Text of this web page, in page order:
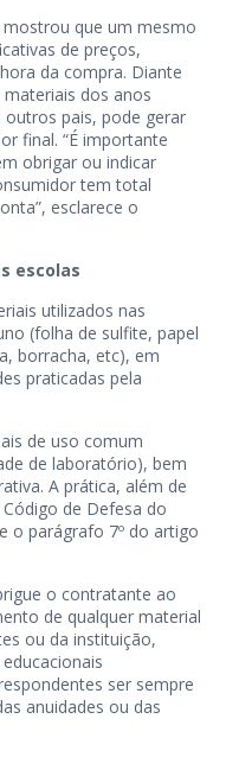
mostrou que um mesmo
de preços,
da compra. Diante
dos anos
pais, pode gerar
final. “É importante
obrigar ou indicar
tem total
esclarece o
escolas
utilizados nas
(folha de sulfite, papel
borracha, etc), em
praticadas pela
de uso comum
de laboratório), bem
A prática, além de
de Defesa do
o parágrafo 7º do artigo
o contratante ao
de qualquer material
ou da instituição,
ser sempre
anuidades ou das